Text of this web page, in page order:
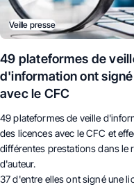
Veille presse
49 plateformes de
d'information ont
avec le CFC
49 plateformes de veille
des licences avec le CFC et
différentes prestations dans le
d'auteur.
37 d'entre elles ont signé une